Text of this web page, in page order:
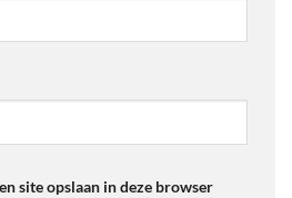
site opslaan in deze browser